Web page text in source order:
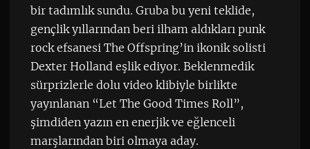
bir tadımlık sundu. Gruba bu yeni teklide,
gençlik yıllarından beri ilham aldıkları punk
rock efsanesi The Offspring’in ikonik solisti
Dexter Holland eşlik ediyor. Beklenmedik
sürprizlerle dolu video klibiyle birlikte
yayınlanan “Let The Good Times Roll”,
şimdiden yazın en enerjik ve eğlenceli
marşlarından biri olmaya aday.